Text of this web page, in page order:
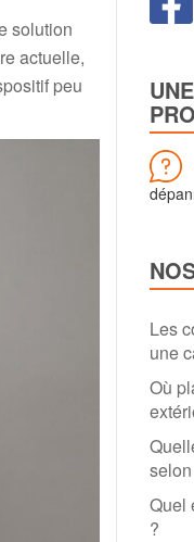
solution
actuelle,
peu
Les
une
Où
Quel
?